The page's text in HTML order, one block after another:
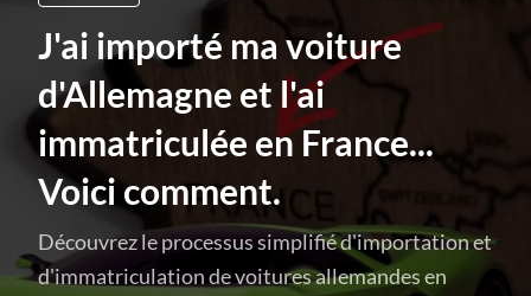
J'ai importé ma voiture
d'Allemagne et l'ai
immatriculée en France...
Voici comment.
Découvrez le processus simplifié d'importation et
d'immatriculation de voitures allemandes en